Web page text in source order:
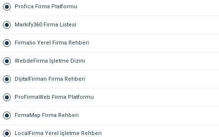
Profica Firma Platformu
Markify360 Firma Listesi
Firmalio Yerel Firma Rehberi
WebdeFirma İşletme Dizini
DijitalFirman Firma Rehberi
ProFirmaWeb Firma Platformu
FirmaMap Firma Rehberi
LocalFirma Yerel İşletme Rehberi